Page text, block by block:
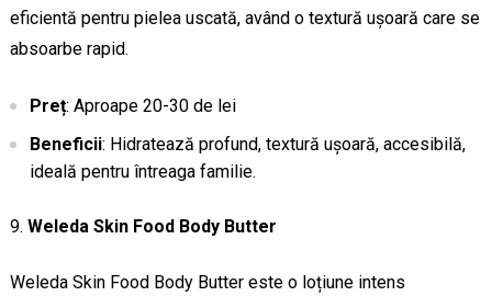
eficientă pentru pielea uscată, având o textură ușoară care se
absoarbe rapid.
Preț: Aproape 20-30 de lei
Beneficii: Hidratează profund, textură ușoară, accesibilă,
ideală pentru întreaga familie.
Weleda Skin Food Body Butter
Weleda Skin Food Body Butter este o loțiune intens